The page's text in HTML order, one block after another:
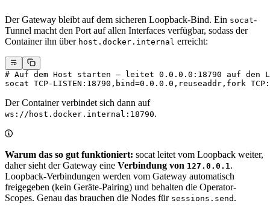
Der Gateway bleibt auf dem sicheren Loopback-Bind. Ein socat-
Tunnel macht den Port auf allen Interfaces verfügbar, sodass der
Container ihn über host.docker.internal erreicht:
# Auf dem Host starten — leitet 0.0.0.0:18790 auf den
socat TCP-LISTEN:18790,bind=0.0.0.0,reuseaddr,fork
Der Container verbindet sich dann auf
ws://host.docker.internal:18790.
Warum das so gut funktioniert: socat leitet vom Loopback weiter,
daher sieht der Gateway eine Verbindung von 127.0.0.1.
Loopback-Verbindungen werden vom Gateway automatisch
freigegeben (kein Geräte-Pairing) und behalten die Operator-
Scopes. Genau das brauchen die Nodes für sessions.send .